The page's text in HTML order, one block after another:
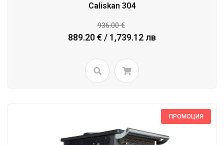
Caliskan 304
936.00 €
889.20 € / 1,739.12 лв
ПРОМОЦИЯ